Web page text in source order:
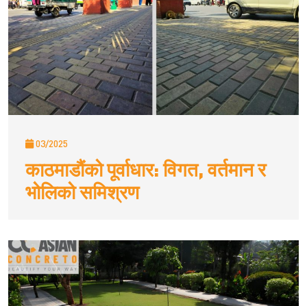
03/2025
काठमाडौंको पूर्वाधार: विगत, वर्तमान र
भोलिको समिश्रण